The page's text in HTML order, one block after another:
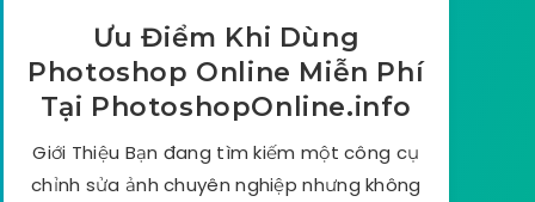
Ưu Điểm Khi Dùng
Photoshop Online Miễn Phí
Tại PhotoshopOnline.info
Giới Thiệu Bạn đang tìm kiếm một công cụ
chỉnh sửa ảnh chuyên nghiệp nhưng không